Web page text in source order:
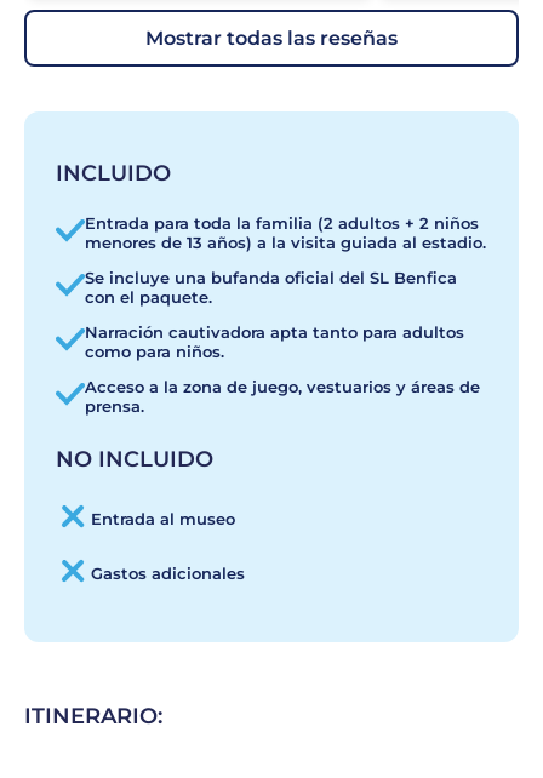
mostrar todas las reseñas
INCLUIDO
Entrada para toda la familia (2 adultos + 2 niños
menores de 13 años) a la visita guiada al estadio.
Se incluye una bufanda oficial del SL Benfica
con el paquete.
Narración cautivadora apta tanto para adultos
como para niños.
Acceso a la zona de juego, vestuarios y áreas de
prensa.
NO INCLUIDO
Entrada al museo
Gastos adicionales
ITINERARIO: